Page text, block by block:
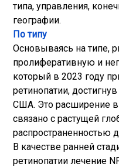
типа, управления,
географии.
По типу
Основываясь на типе,
пролиферативную и
который в 2023 году
ретинопатии,
США. Это расширение в
связано с растущей
распространенностью
В качестве ранней
ретинопатии лечение